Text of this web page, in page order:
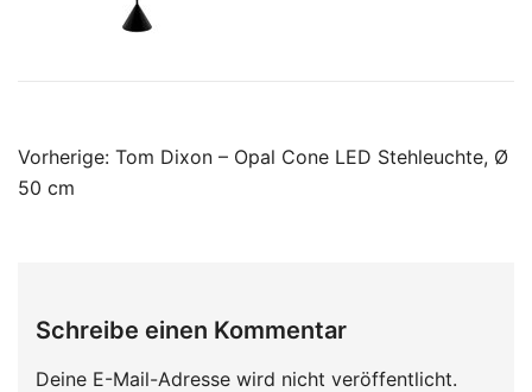
Beitragsnavigation
Vorherige: Tom Dixon – Opal Cone LED Stehleuchte, Ø
50 cm
Schreibe einen Kommentar
Deine E-Mail-Adresse wird nicht veröffentlicht.